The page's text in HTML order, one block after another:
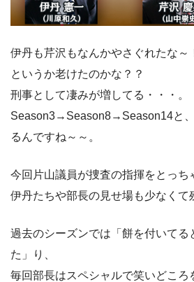
伊丹も芹沢もなんかやさぐれたな～
というか老けたのかな？？
刑事として凄みが増してる・・・。
Season3→Season8→Season14と
るんですね～～。
今回片山議員が捜査の指揮をとっち
伊丹たちや部長の見せ場も少なくて
過去のシーズンでは「餅を付いてる
た」り、
毎回部長はスペシャルで笑いどころ